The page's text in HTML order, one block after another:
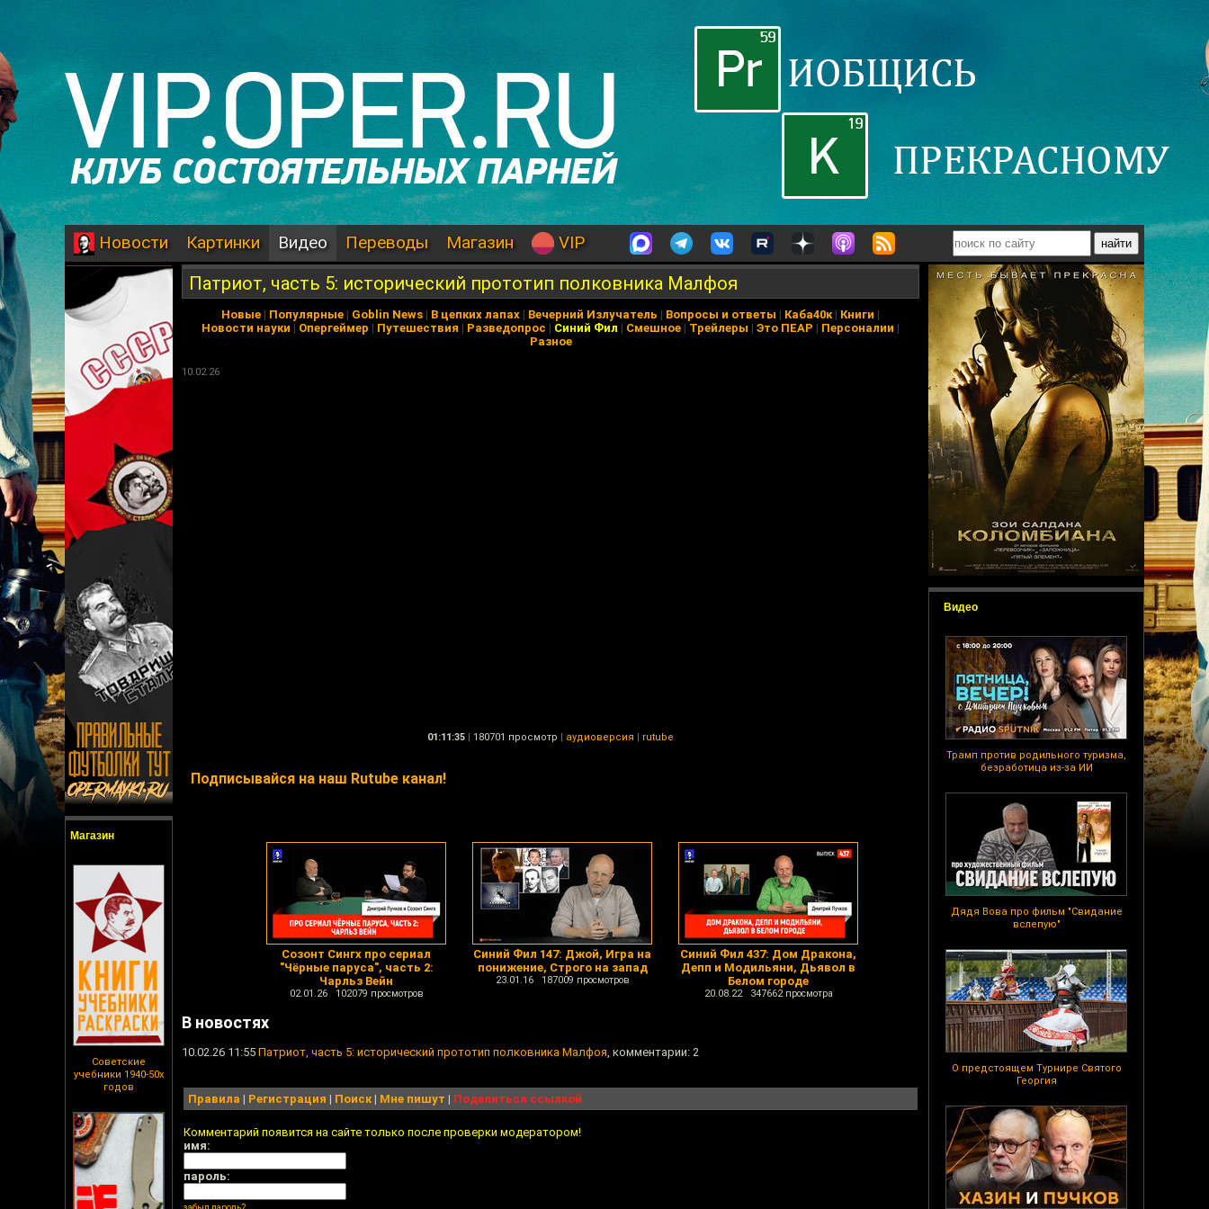
Новости Картинки Видео Переводы Магазин VIP
Магазин
Советские
учебники 1940-50х
годов
Видео
Трамп против родильного туризма,
безработица из-за ИИ
Дядя Вова про фильм "Свидание
вслепую"
О предстоящем Турнире Святого
Георгия
Патриот, часть 5: исторический прототип полковника Малфоя
Новые | Популярные | Goblin News | В цепких лапах | Вечерний Излучатель | Вопросы и ответы | Каба40к| Книги |
Новости науки | Опергеймер | Путешествия | Разведопрос | Синий Фил | Смешное | Трейлеры | Это ПЕАР | Персоналии |
Разное
10.02.26
01:11:35 | 180701 просмотр | аудиоверсия | rutube
Подписывайся на наш Rutube канал!
Созонт Сингх про сериал
"Чёрные паруса", часть 2:
Чарльз Вейн
02.01.26 102079 просмотров
Синий Фил 147: Джой, Игра на
понижение, Строго на запад
23.01.16 187009 просмотров
Синий Фил 437: Дом Дракона,
Депп и Модильяни, Дьявол в
Белом городе
20.08.22 347662 просмотра
В новостях
10.02.26 11:55 Патриот, часть 5: исторический прототип полковника Малфоя, комментарии: 2
Правила | Регистрация | Поиск| Мне пишут | Поделиться ссылкой
Комментарий появится на сайте только после проверки модератором!
имя:
пароль: